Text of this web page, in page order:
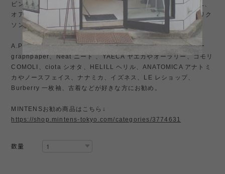
ビンテージデニムなど、ビンテージ好きでラルフローレン、RRL、
オアスロウ、patagonia パタゴニア、リアルマッコイズ、バズリク
ソンズなどが好きな方にはお勧め。
A.PRESSE アプレッセ、INTERIM インテリム、グラフペーパー
graphpaper、Neat ニート 、YAECA ヤエカやオーラリー、コモリ
COMOLI、ciota シオタ、HELILL ヘリル、ANATOMICA アナトミ
カやノースフェイス、ナナミカ、イズネス、LE レショップ、
Burberry 一枚袖、古着などが好きな方にお勧め。
MINTENSお勧め商品はこちら↓
https://shop.mintens-tokyo.com/categories/3774631
数量